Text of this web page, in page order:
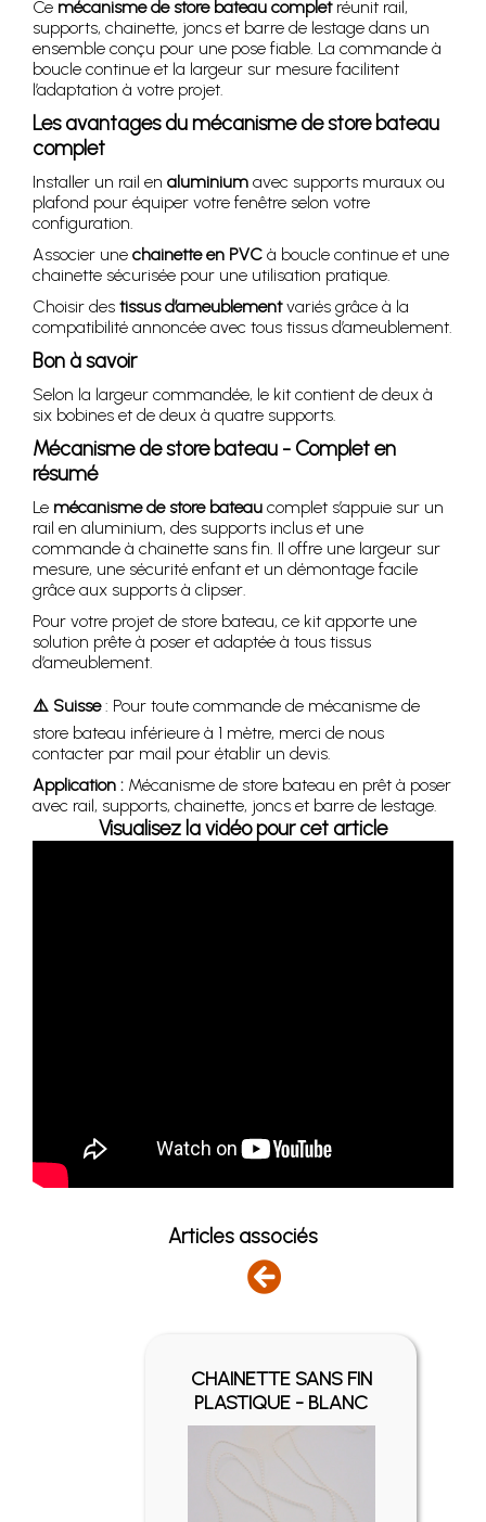
Ce mécanisme de store bateau completréunit rail,
supports, chainette, joncs et barre de lestage dans un
ensemble conçu pour une pose fiable. La commande à
boucle continue et la largeur sur mesure facilitent
l’adaptation à votre projet.
Les avantages du mécanisme de store bateau
complet
Installer un rail en aluminium avec supports muraux ou
plafond pour équiper votre fenêtre selon votre
configuration.
Associer une chainette en PVC à boucle continue et une
chainette sécurisée pour une utilisation pratique.
Choisir des tissus d’ameublementvariés grâce à la
compatibilité annoncée avec tous tissus d’ameublement.
Bon à savoir
Selon la largeur commandée, le kit contient de deux à
six bobines et de deux à quatre supports.
Mécanisme de store bateau - Complet en
résumé
Le mécanisme de store bateau complet s’appuie sur un
rail en aluminium, des supports inclus et une
commande à chainette sans fin. Il offre une largeur sur
mesure, une sécurité enfant et un démontage facile
grâce aux supports à clipser.
Pour votre projet de store bateau, ce kit apporte une
solution prête à poser et adaptée à tous tissus
d’ameublement.
⚠️ Suisse: Pour toute commande de mécanisme de
store bateau inférieure à 1 mètre, merci de nous
contacter par mail pour établir un devis.
Application : Mécanisme de store bateau en prêt à poser
avec rail, supports, chainette, joncs et barre de lestage.
Visualisez la vidéo pour cet article
Articles associés
CHAINETTE SANS FIN
PLASTIQUE - BLANC